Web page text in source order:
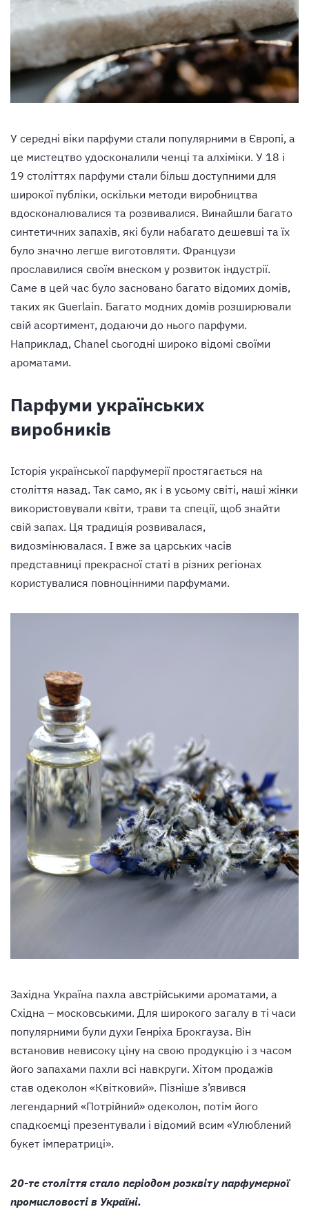
У середні віки парфуми стали популярними в Європі, а
це мистецтво удосконалили ченці та алхіміки. У 18 і
19 століттях парфуми стали більш доступними для
широкої публіки, оскільки методи виробництва
вдосконалювалися та розвивалися. Винайшли багато
синтетичних запахів, які були набагато дешевші та їх
було значно легше виготовляти. Французи
прославилися своїм внеском у розвиток індустрії.
Саме в цей час було засновано багато відомих домів,
таких як Guerlain. Багато модних домів розширювали
свій асортимент, додаючи до нього парфуми.
Наприклад, Chanel сьогодні широко відомі своїми
ароматами.
Парфуми українських
виробників
Історія української парфумеріїпростягається на
століття назад. Так само, як і в усьому світі, наші жінки
використовували квіти, трави та спеції, щоб знайти
свій запах. Ця традиція розвивалася,
видозмінювалася. І вже за царських часів
представниці прекрасної статі в різних регіонах
користувалися повноцінними парфумами.
Західна Україна пахла австрійськими ароматами, а
Східна – московськими. Для широкого загалу в ті часи
популярними були духи Генріха Брокгауза. Він
встановив невисоку ціну на свою продукцію і з часом
його запахами пахли всі навкруги. Хітом продажів
став одеколон «Квітковий». Пізніше з’явився
легендарний «Потрійний» одеколон, потім його
спадкоємці презентували і відомий всим «Улюблений
букет імператриці».
20-те століття стало періодом розквіту парфумерної
промисловості в Україні.